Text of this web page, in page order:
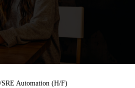
Automation (H/F)